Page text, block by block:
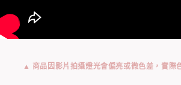
▲ 商品因影片拍攝燈光會偏亮或微色差，實際